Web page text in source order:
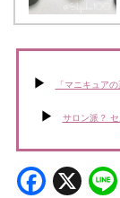
「マニキュア
サロン派？
X